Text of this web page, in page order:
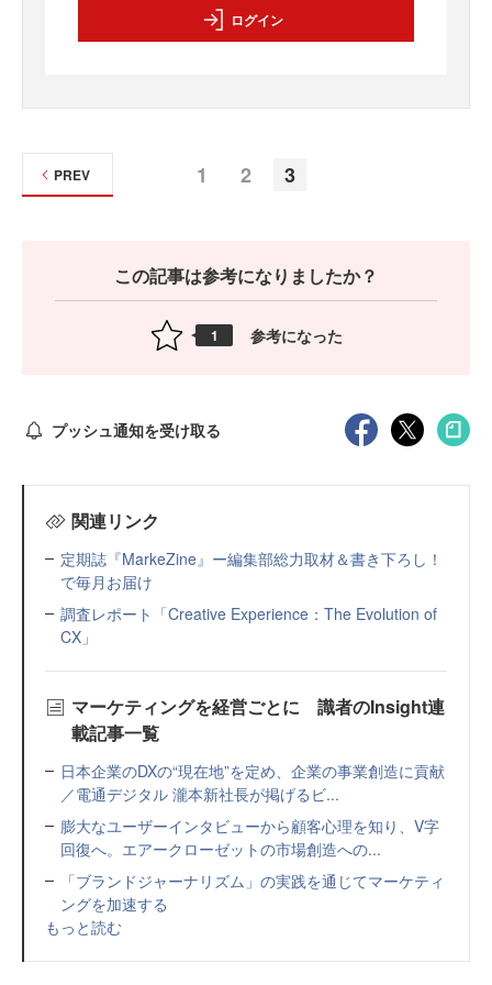
ログイン
1 2 3
PREV
この記事は参考になりましたか？
1 参考になった
プッシュ通知を受け取る
関連リンク
定期誌『MarkeZine』ー編集部総力取材＆書き下ろし！
で毎月お届け
調査レポート「Creative Experience：The Evolution of
CX」
マーケティングを経営ごとに 識者のInsight連
載記事一覧
日本企業のDXの“現在地”を定め、企業の事業創造に貢献
／電通デジタル 瀧本新社長が掲げるビ...
膨大なユーザーインタビューから顧客心理を知り、V字
回復へ。エアークローゼットの市場創造への...
「ブランドジャーナリズム」の実践を通じてマーケティ
ングを加速する
もっと読む